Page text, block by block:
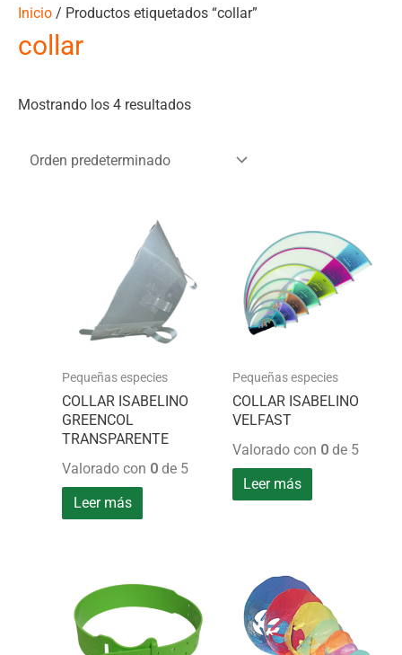
Inicio / Productos etiquetados “collar”
collar
Mostrando los 4 resultados
Pequeñas especies
COLLAR ISABELINO
GREENCOL
TRANSPARENTE
Valorado con 0 de 5
Leer más
Pequeñas especies
COLLAR ISABELINO
VELFAST
Valorado con 0de 5
Leer más